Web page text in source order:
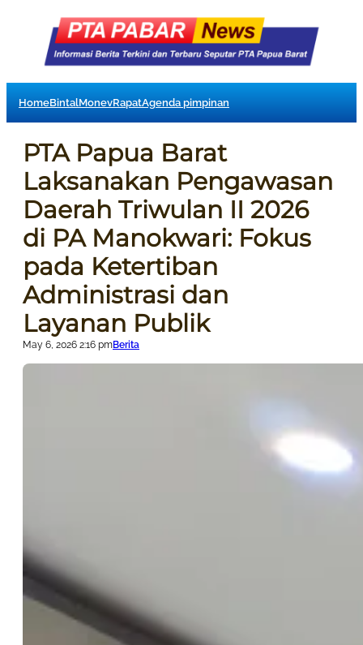
HomeBintalMonevRapatAgenda pimpinan
PTA Papua Barat
Laksanakan Pengawasan
Daerah Triwulan II 2026
di PA Manokwari: Fokus
pada Ketertiban
Administrasi dan
Layanan Publik
May 6, 2026 2:16 pmBerita